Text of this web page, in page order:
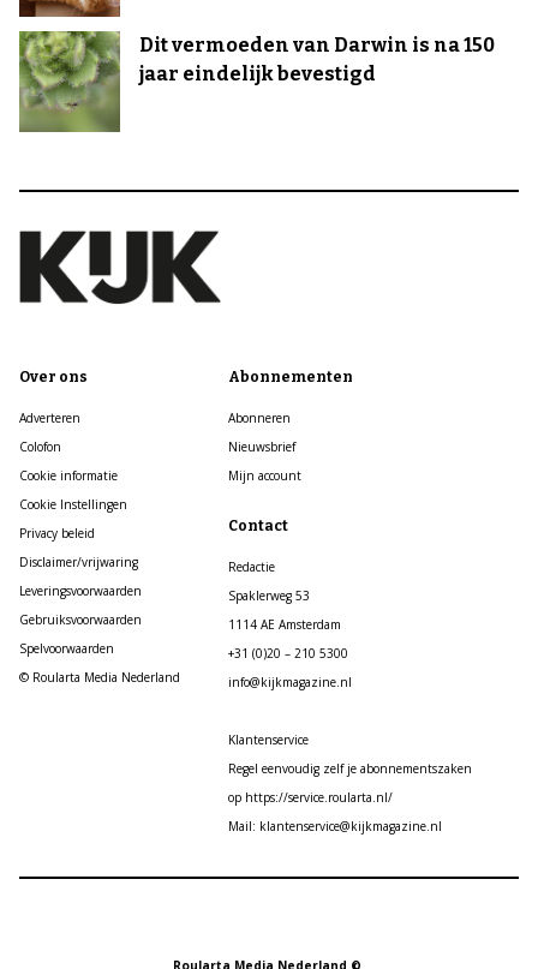
Dit vermoeden van Darwin is na 150
jaar eindelijk bevestigd
Over ons
Adverteren
Colofon
Cookie informatie
Cookie Instellingen
Privacy beleid
Disclaimer/vrijwaring
Leveringsvoorwaarden
Gebruiksvoorwaarden
Spelvoorwaarden
© Roularta Media Nederland
Abonnementen
Abonneren
Nieuwsbrief
Mijn account
Contact
Redactie
Spaklerweg 53
1114 AE Amsterdam
+31 (0)20 – 210 5300
info@kijkmagazine.nl
Klantenservice
Regel eenvoudig zelf je abonnementszaken
op https://service.roularta.nl/
Mail: klantenservice@kijkmagazine.nl
Roularta Media Nederland ©